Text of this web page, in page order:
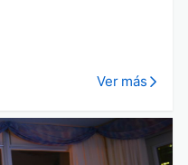
Ver más